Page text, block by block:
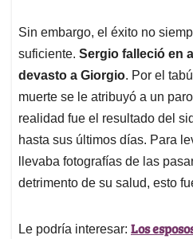
Sin embargo, el éxito no
suficiente. Sergio falleció en
devasto a Giorgio. Por el
muerte se le atribuyó a un
realidad fue el resultado del
hasta sus últimos días. Para
llevaba fotografías de las
detrimento de su salud, esto
Le podría interesar: Los